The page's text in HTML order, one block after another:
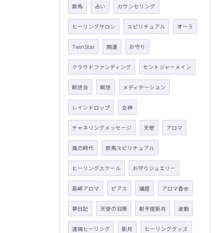
群馬 占い カウンセリング
ヒーリングサロン スピリチュアル オーラ
TwinStar 開運 お守り
クラウドファンディング セントジャーメイン
瞑想会 瞑想 メディテーション
レインドロップ 女神
チャネリングメッセージ 天使 アロマ
風の時代 群馬スピリチュアル
ヒーリングスクール お守りジュエリー
高崎アロマ ピアス 講座 アロマ香水
夢日記 天使の羽根 射手座新月 波動
遠隔ヒーリング 新月 ヒーリンググッズ